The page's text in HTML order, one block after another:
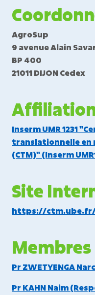
AgroSup
9 avenue Alain
BP 400
21011 DIJON Cedex
Inserm UMR 1231
translationnelle en
(CTM)" (Inserm
Site
https://
Pr ZWETYENGA
Pr KAHN Naim